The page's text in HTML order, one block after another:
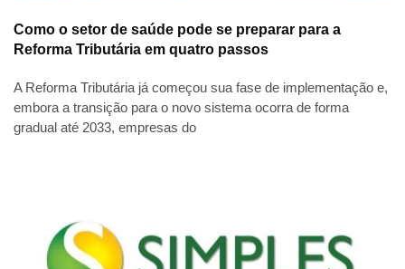
Como o setor de saúde pode se preparar para a
Reforma Tributária em quatro passos
A Reforma Tributária já começou sua fase de implementação e,
embora a transição para o novo sistema ocorra de forma
gradual até 2033, empresas do